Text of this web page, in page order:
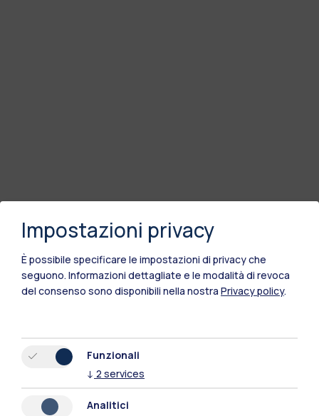
Impostazioni privacy
È possibile specificare le impostazioni di privacy che
seguono. Informazioni dettagliate e le modalità di revoca
del consenso sono disponibili nella nostra Privacy policy.
Funzionali
↓ 2 services
Analitici